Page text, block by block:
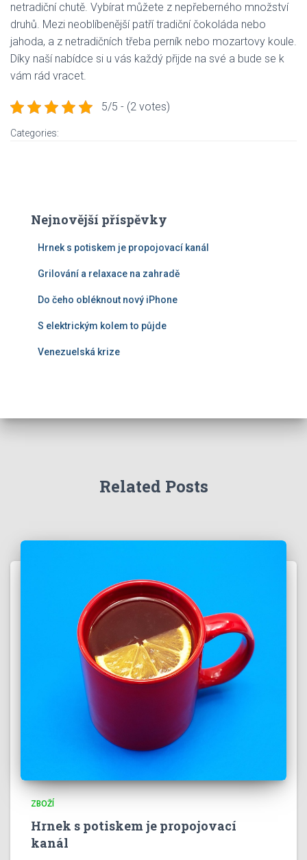
netradiční chutě. Vybírat můžete z nepřeberného množství
druhů. Mezi neoblíbenější patří tradiční čokoláda nebo
jahoda, a z netradičních třeba perník nebo mozartovy koule.
Díky naší nabídce si u vás každý přijde na své a bude se k
vám rád vracet.
5/5 - (2 votes)
Categories:
Nejnovější příspěvky
Hrnek s potiskem je propojovací kanál
Grilování a relaxace na zahradě
Do čeho obléknout nový iPhone
S elektrickým kolem to půjde
Venezuelská krize
Related Posts
ZBOŽÍ
Hrnek s potiskem je propojovací
kanál